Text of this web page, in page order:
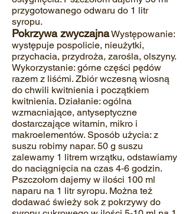
przygotowanego odwaru do 1 litr
syropu.
Pokrzywa zwyczajnaWystępowanie:
występuje pospolicie, nieużytki,
przychacia, przydroża, zarośla, olszyny.
Wykorzystanie: górne części pędów
razem z liśćmi. Zbiór wczesną wiosną
do chwili kwitnienia i początkiem
kwitnienia. Działanie: ogólna
wzmacniające, antyseptyczne
dostarczające witamin, mikro i
makroelementów. Sposób użycia: z
suszu robimy napar. 50 g suszu
zalewamy 1 litrem wrzątku, odstawiamy
do naciągnięcia na czas 4‐6 godzin.
Pszczołom dajemy w ilości 100 ml
naparu na 1 litr syropu. Można też
dodawać świeży sok z pokrzywy do